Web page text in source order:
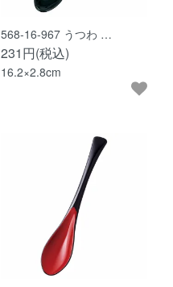
568-16-967 うつわ …
231円(税込)
16.2×2.8cm